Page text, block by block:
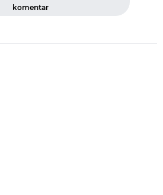
komentar